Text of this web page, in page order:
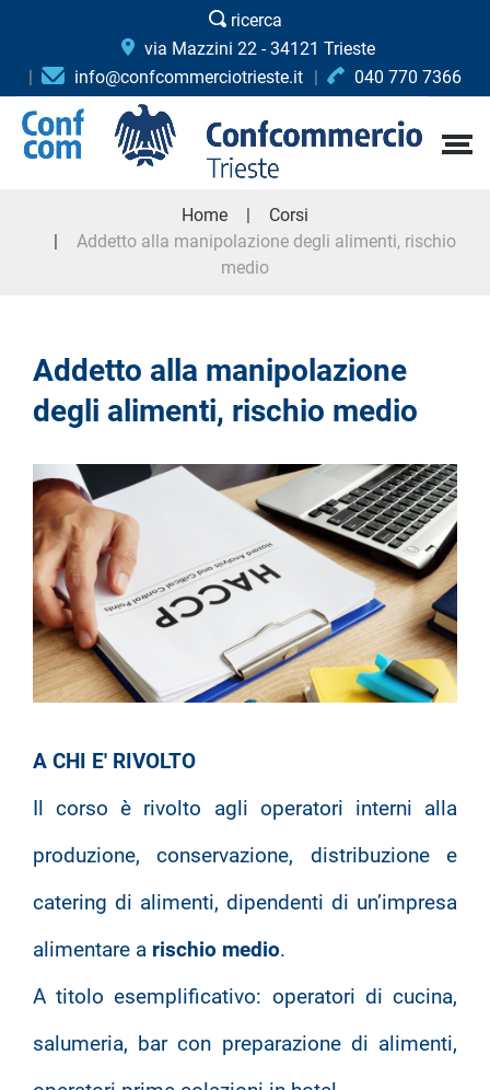
ricerca
via Mazzini 22 - 34121 Trieste
info@confcommerciotrieste.it
040 770 7366
Home
Corsi
Addetto alla manipolazione degli alimenti, rischio
medio
Addetto alla manipolazione
degli alimenti, rischio medio
A CHI E' RIVOLTO
Il corso è rivolto agli operatori interni alla
produzione, conservazione, distribuzione e
catering di alimenti, dipendenti di un’impresa
alimentare a rischio medio.
A titolo esemplificativo: operatori di cucina,
salumeria, bar con preparazione di alimenti,